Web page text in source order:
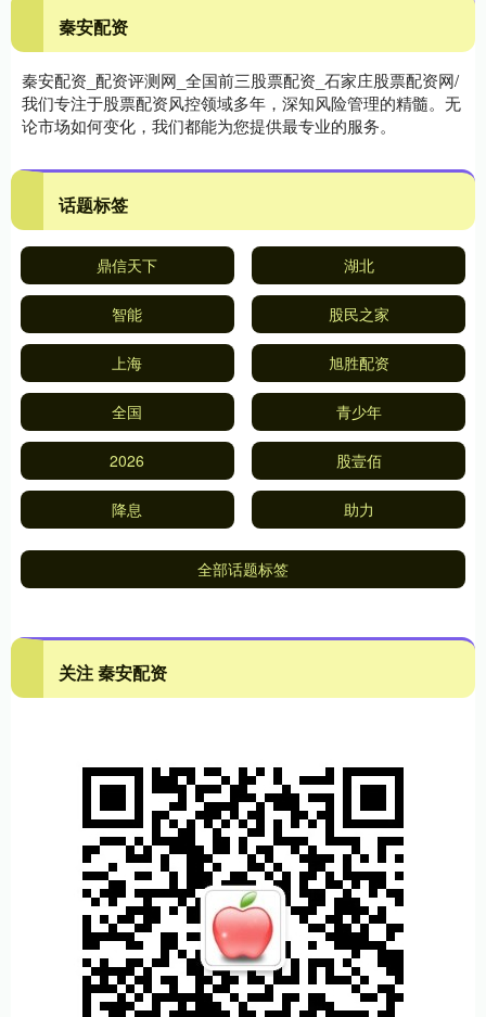
秦安配资
秦安配资_配资评测网_全国前三股票配资_石家庄股票配资网/
我们专注于股票配资风控领域多年，深知风险管理的精髓。无
论市场如何变化，我们都能为您提供最专业的服务。
话题标签
鼎信天下 湖北
智能 股民之家
上海 旭胜配资
全国 青少年
2026 股壹佰
降息 助力
全部话题标签
关注 秦安配资